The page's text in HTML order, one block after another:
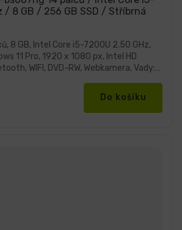
/ 8 GB / 256 GB SSD / Stříbrná
Do košíku
8 GB, Intel Core i5-7200U 2.50 GHz,
11 Pro, 1920 x 1080 px, Intel HD
WIFI, DVD-RW, Webkamera, Vady: